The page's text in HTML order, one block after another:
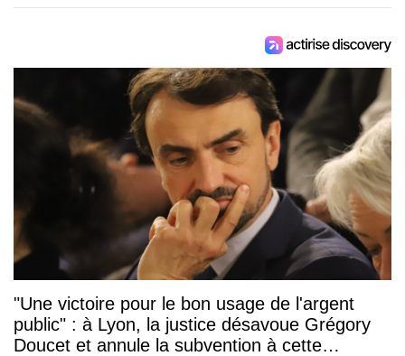
"Une victoire pour le bon usage de l'argent
public" : à Lyon, la justice désavoue Grégory
Doucet et annule la subvention à cette